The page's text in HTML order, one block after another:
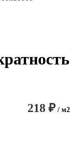
218 ₽ / м2